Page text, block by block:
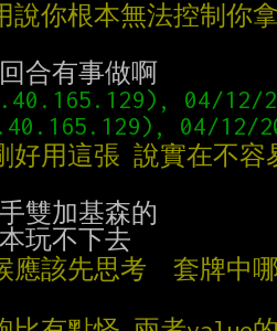
說你根本無法控制你
好用這張 說實在不容
雙加基森的
應該先思考  套牌中